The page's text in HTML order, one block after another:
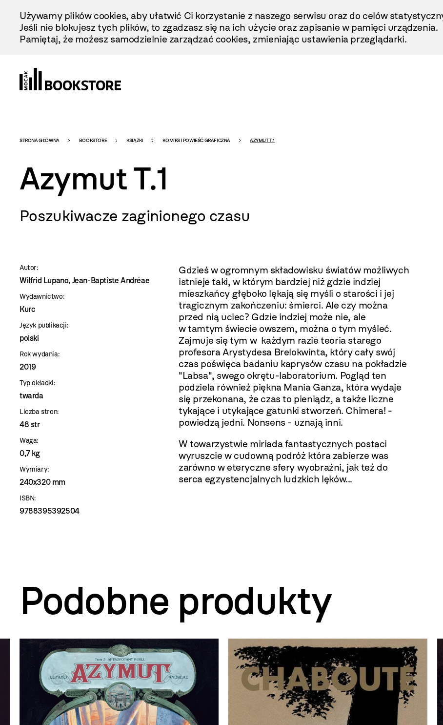
Treści
Używamy plików cookies, aby ułatwić Ci korzystanie z naszego serwisu oraz do celów
Jeśli nie blokujesz tych plików, to zgadzasz się na ich użycie oraz zapisanie w pamięci urządzenia.
Pamiętaj, że możesz samodzielnie zarządzać cookies, zmieniając ustawienia przeglądarki.
Bookstore
-
szablon
szczegóły
STRONA GŁÓWNA BOOKSTORE KSIĄŻKI KOMIKS I POWIEŚĆ GRAFICZNA AZYMUT T.1
Azymut T.1
Poszukiwacze zaginionego czasu
Autor:
Wilfrid Lupano, Jean-Baptiste Andréae
Wydawnictwo:
Kurc
Język publikacji:
polski
Rok wydania:
2019
Typ okładki:
twarda
Liczba stron:
48 str
Waga:
0,7 kg
Wymiary:
240x320 mm
ISBN:
9788395392504
Gdzieś w ogromnym składowisku światów możliwych
istnieje taki, w którym bardziej niż gdzie indziej
mieszkańcy głęboko lękają się myśli o starości i jej
tragicznym zakończeniu: śmierci. Ale czy można
przed nią uciec? Gdzie indziej może nie, ale
w tamtym świecie owszem, można o tym myśleć.
Zajmuje się tym w każdym razie teoria starego
profesora Arystydesa Brelokwinta, który cały swój
czas poświęca badaniu kaprysów czasu na pokładzie
"Labsa", swego okrętu-laboratorium. Pogląd ten
podziela również piękna Mania Ganza, która wydaje
się przekonana, że czas to pieniądz, a także liczne
tykające i utykające gatunki stworzeń. Chimera! -
powiedzą jedni. Nonsens - uznają inni.
W towarzystwie miriada fantastycznych postaci
wyruszcie w cudowną podróż która zabierze was
zarówno w eteryczne sfery wyobraźni, jak też do
serca egzystencjalnych ludzkich lęków...
Podobne produkty